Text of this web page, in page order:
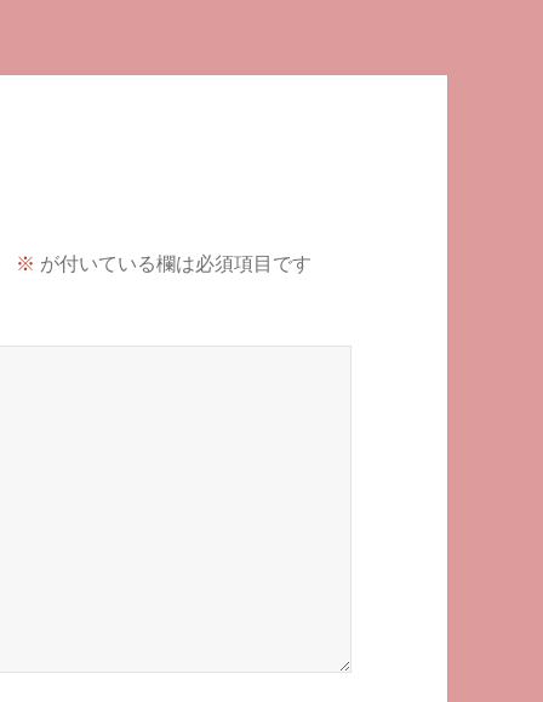
※ が付いている欄は必須項目です